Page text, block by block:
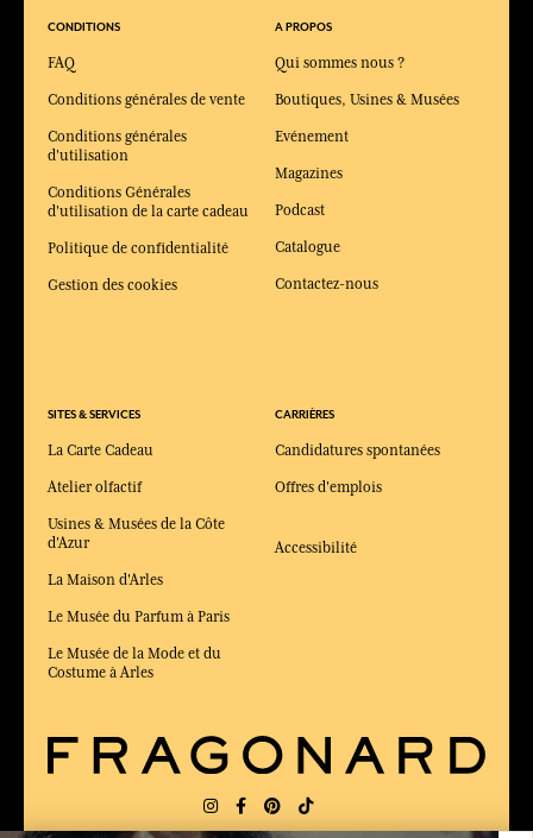
CONDITIONS
FAQ
Conditions générales de vente
Conditions générales
d'utilisation
Conditions Générales
d'utilisation de la carte cadeau
Politique de confidentialité
Gestion des cookies
SITES & SERVICES
La Carte Cadeau
Atelier olfactif
Usines & Musées de la Côte
d'Azur
La Maison d'Arles
Le Musée du Parfum à Paris
Le Musée de la Mode et du
Costume à Arles
A PROPOS
Qui sommes nous ?
Boutiques, Usines & Musées
Evénement
Magazines
Podcast
Catalogue
Contactez-nous
CARRIÈRES
Candidatures spontanées
Offres d'emplois
Accessibilité